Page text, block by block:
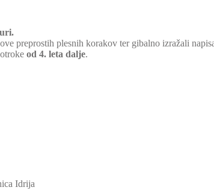
preprostih plesnih korakov ter gibalno izražali
od 4. leta dalje.
Idrija